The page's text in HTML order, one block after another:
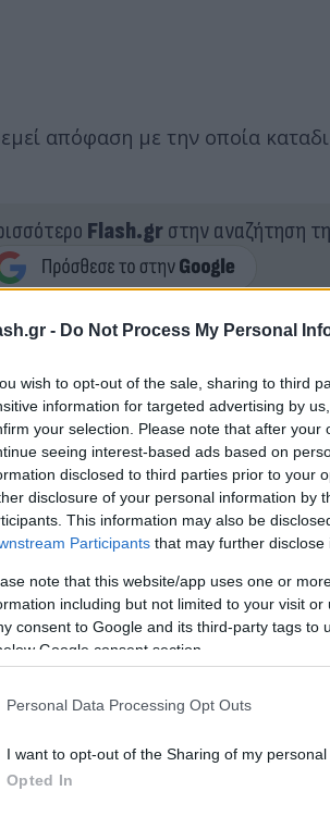
- Do Not Process My Personal
wish to opt-out of the sale, sharing to third
information for targeted advertising by
your selection. Please note that after
seeing interest-based ads based on
disclosed to third parties prior to your
disclosure of your personal information by
This information may also be
Participants that may further disclose
note that this website/app uses one or
including but not limited to your visit
consent to Google and its third-party tags to
Google consent section.
Personal Data Processing Opt Outs
I want to opt-out of the Sharing of my personal
Opted In
απόφαση με την οποία
Flash.grστην αναζήτηση
Απάτη Airbnb